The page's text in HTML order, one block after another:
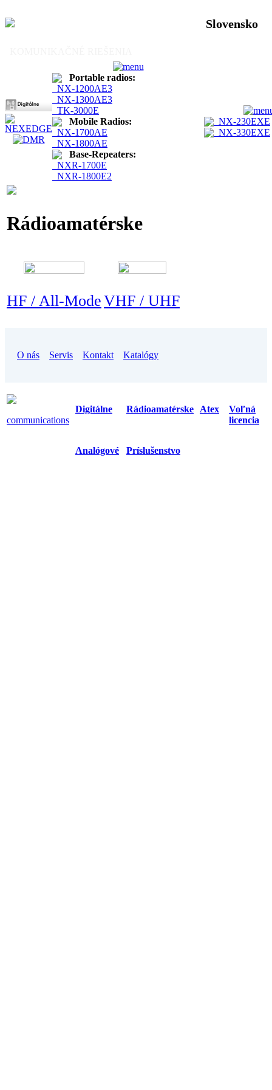
Slovensko
Portable radios:
NX-1200AE3
NX-1300AE3
TK-3000E
Mobile Radios:
NX-1700AE
NX-1800AE
Base-Repeaters:
NXR-1700E
NXR-1800E2
NX-230EXE
NX-330EXE
Rádioamatérske
HF / All-ModeVHF / UHF
O nás Servis Kontakt Katalógy
communications
Digitálne
Analógové
Rádioamatérske
Príslušenstvo
Atex
Voľná
licencia